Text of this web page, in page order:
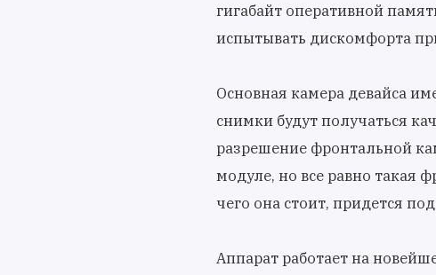
гигабайт оперативной
испытывать дискомфорта
Основная камера девайса
снимки будут получаться
разрешение фронтальной
модуле, но все равно такая
чего она стоит, придется
Аппарат работает на